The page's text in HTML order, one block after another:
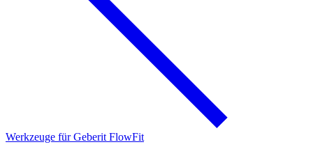
Werkzeuge für Geberit FlowFit